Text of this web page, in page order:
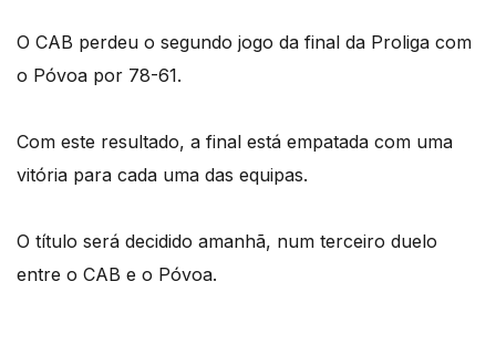
O CAB perdeu o segundo jogo da final da Proliga com
o Póvoa por 78-61.
Com este resultado, a final está empatada com uma
vitória para cada uma das equipas.
O título será decidido amanhã, num terceiro duelo
entre o CAB e o Póvoa.